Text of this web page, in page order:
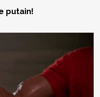
putain!